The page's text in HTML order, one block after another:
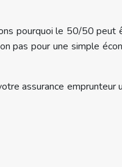
pourquoi le 50/50 peut
pas pour une simple
assurance emprunteur